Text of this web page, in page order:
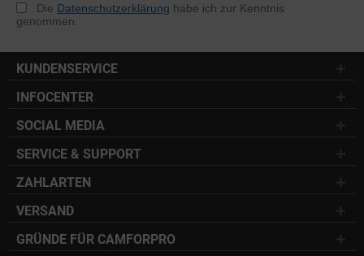
Die Datenschutzerklärung habe ich zur Kenntnis
genommen.
KUNDENSERVICE
INFOCENTER
SOCIAL MEDIA
SERVICE & SUPPORT
ZAHLARTEN
VERSAND
GRÜNDE FÜR CAMFORPRO